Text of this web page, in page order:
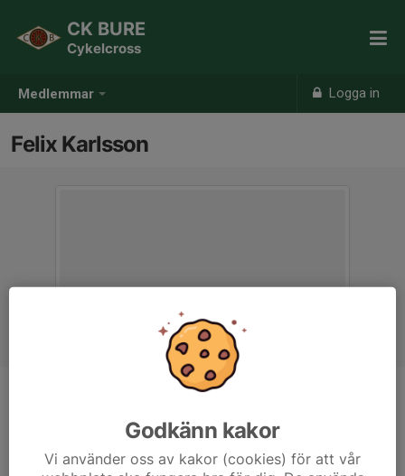
Medlemmar Logga in
CK BURE
Cykelcross
Felix Karlsson
Godkänn kakor
Vi använder oss av kakor (cookies) för att vår